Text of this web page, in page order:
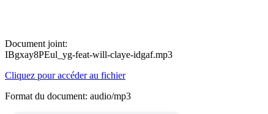
Document joint:
IBgxay8PEul_yg-feat-will-claye-idgaf.mp3
Cliquez pour accéder au fichier
Format du document: audio/mp3